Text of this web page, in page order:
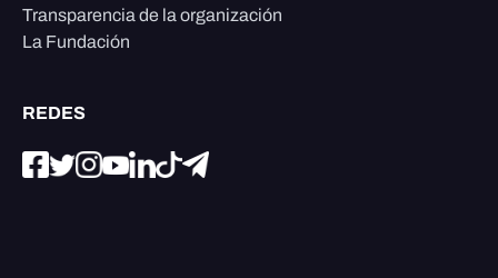
Transparencia de la organización
La Fundación
REDES